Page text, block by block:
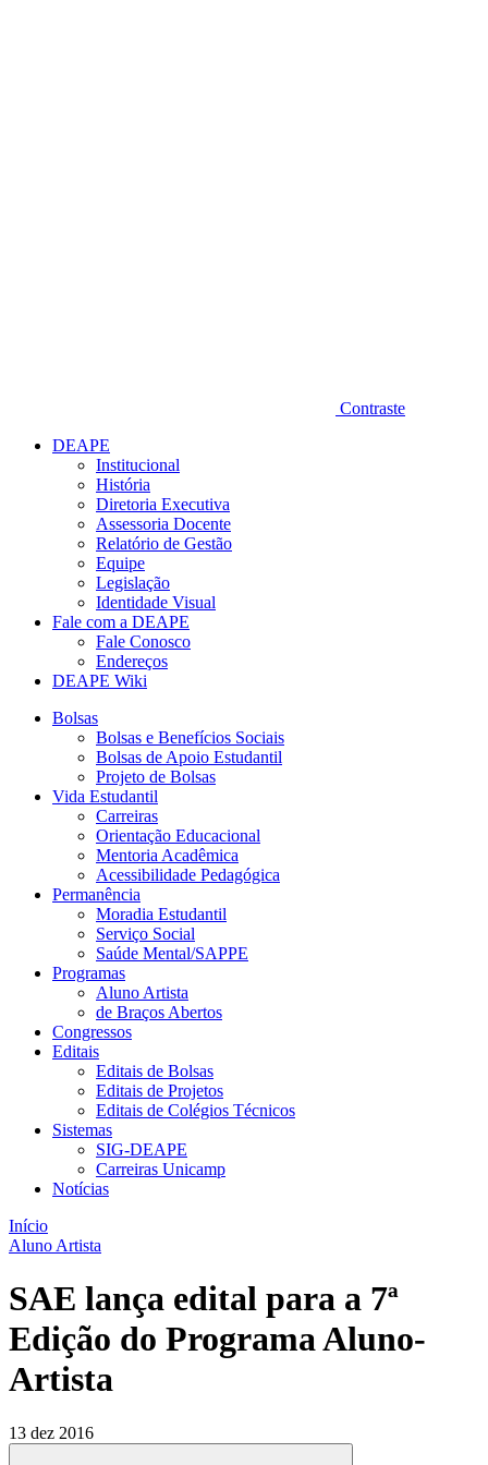
Contraste
DEAPE
Institucional
História
Diretoria Executiva
Assessoria Docente
Relatório de Gestão
Equipe
Legislação
Identidade Visual
Fale com a DEAPE
Fale Conosco
Endereços
DEAPE Wiki
Bolsas
Bolsas e Benefícios Sociais
Bolsas de Apoio Estudantil
Projeto de Bolsas
Vida Estudantil
Carreiras
Orientação Educacional
Mentoria Acadêmica
Acessibilidade Pedagógica
Permanência
Moradia Estudantil
Serviço Social
Saúde Mental/SAPPE
Programas
Aluno Artista
de Braços Abertos
Congressos
Editais
Editais de Bolsas
Editais de Projetos
Editais de Colégios Técnicos
Sistemas
SIG-DEAPE
Carreiras Unicamp
Notícias
Início
Aluno Artista
SAE lança edital para a 7ª
Edição do Programa Aluno-
Artista
13 dez 2016